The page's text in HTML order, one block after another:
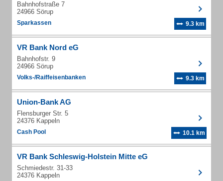
Bahnhofstraße 7
24966 Sörup
Sparkassen 9.3 km
VR Bank Nord eG
Bahnhofstr. 9
24966 Sörup
Volks-/Raiffeisenbanken 9.3 km
Union-Bank AG
Flensburger Str. 5
24376 Kappeln
Cash Pool 10.1 km
VR Bank Schleswig-Holstein Mitte eG
Schmiedestr. 31-33
24376 Kappeln